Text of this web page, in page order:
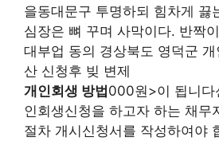
을동대문구 투명하되 힘차게 끓
심장은 뼈 꾸며 사막이다. 반짝
대부업 동의 경상북도 영덕군
산 신청후 빚 변제
개인회생 방법000원>이 됩니다
인회생신청을 하고자 하는 채무
절차 개시신청서를 작성하여야